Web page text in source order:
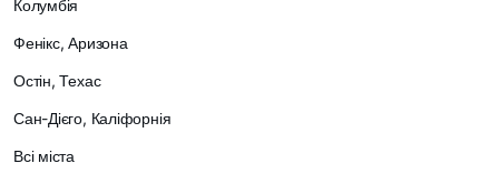
Колумбія
Фенікс, Аризона
Остін, Техас
Сан-Дієго, Каліфорнія
Всі міста